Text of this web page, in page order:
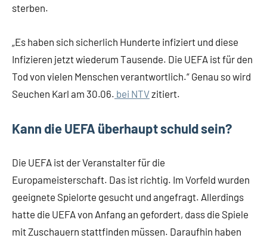
sterben.
„Es haben sich sicherlich Hunderte infiziert und diese
Infizieren jetzt wiederum Tausende. Die UEFA ist für den
Tod von vielen Menschen verantwortlich.“ Genau so wird
Seuchen Karl am 30.06. bei NTVzitiert.
Kann die UEFA überhaupt schuld sein?
Die UEFA ist der Veranstalter für die
Europameisterschaft. Das ist richtig. Im Vorfeld wurden
geeignete Spielorte gesucht und angefragt. Allerdings
hatte die UEFA von Anfang an gefordert, dass die Spiele
mit Zuschauern stattfinden müssen. Daraufhin haben